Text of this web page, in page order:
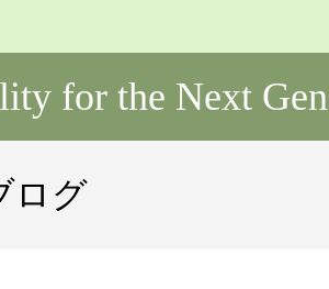
for the Next
ログ